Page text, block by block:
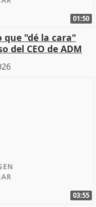
01:50
"dé la cara"
del CEO de ADM
03:55